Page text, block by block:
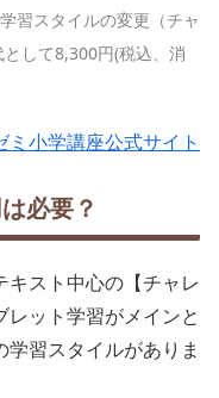
習スタイルの変更（チャ
して8,300円(税込、消
ミ小学講座公式サイト
必要？
スト中心の【チャレ
ット学習がメインと
習スタイルがありま